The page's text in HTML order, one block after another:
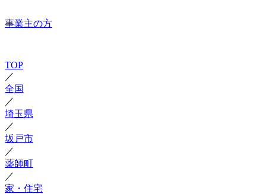
事業主の方
TOP
／
全国
／
埼玉県
／
坂戸市
／
薬師町
／
家・住宅